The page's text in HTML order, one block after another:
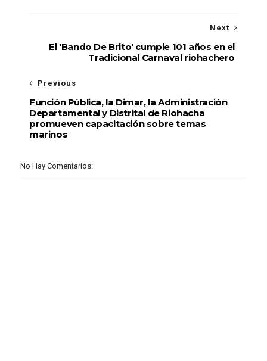
Next
El 'Bando De Brito' cumple 101 años en el
Tradicional Carnaval riohachero
Previous
Función Pública, la Dimar, la Administración
Departamental y Distrital de Riohacha
promueven capacitación sobre temas
marinos
No Hay Comentarios: